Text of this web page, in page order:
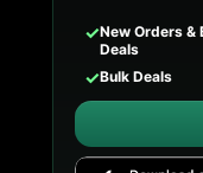
✓New Orders &
Deals
✓Bulk Deals